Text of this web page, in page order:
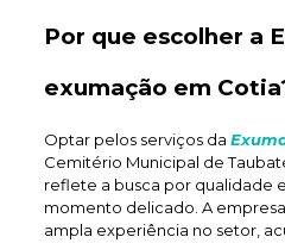
Por que escolher a
exumação em
Optar pelos serviços da
Cemitério Municipal de
reflete a busca por qualidade
momento delicado. A
ampla experiência no setor,